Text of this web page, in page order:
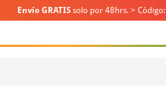
Envío GRATIS solo por 48hrs. > Código: